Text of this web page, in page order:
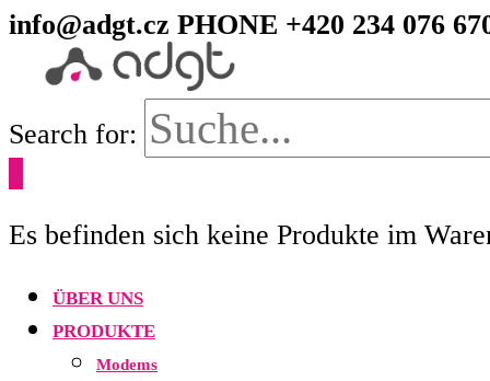
info@adgt.cz PHONE +420 234 076
Search for:
Es befinden sich keine Produkte im
ÜBER UNS
PRODUKTE
Modems